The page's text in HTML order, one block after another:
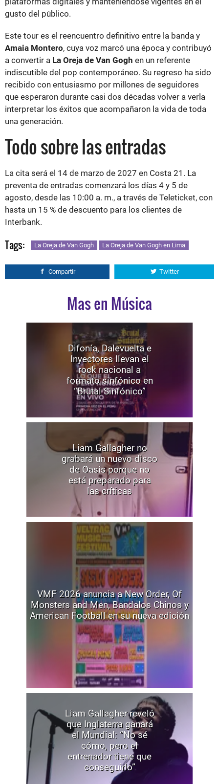
gusto del público.
Este tour es el reencuentro definitivo entre la banda y
Amaia Montero, cuya voz marcó una época y contribuyó
a convertir a La Oreja de Van Gogh en un referente
indiscutible del pop contemporáneo. Su regreso ha sido
recibido con entusiasmo por millones de seguidores
que esperaron durante casi dos décadas volver a verla
interpretar los éxitos que acompañaron la vida de toda
una generación.
Todo sobre las entradas
La cita será el 14 de marzo de 2027 en Costa 21. La
preventa de entradas comenzará los días 4 y 5 de
agosto, desde las 10:00 a. m., a través de Teleticket, con
hasta un 15 % de descuento para los clientes de
Interbank.
Tags: La Oreja de Van Gogh La Oreja de Van Gogh en Lima
Compartir Twitter
Mas en Música
Difonía, Dalevuelta e
Inyectores llevan el
rock nacional a
formato sinfónico en
“Brutal Sinfónico”
Liam Gallagher no
grabará un nuevo disco
de Oasis porque no
está preparado para
las críticas
VMF 2026 anuncia a New Order, Of
Monsters and Men, Bandalos Chinos y
American Football en su nueva edición
Liam Gallagher reveló
que Inglaterra ganará
el Mundial: “No sé
cómo, pero el
entrenador tiene que
conseguirlo”